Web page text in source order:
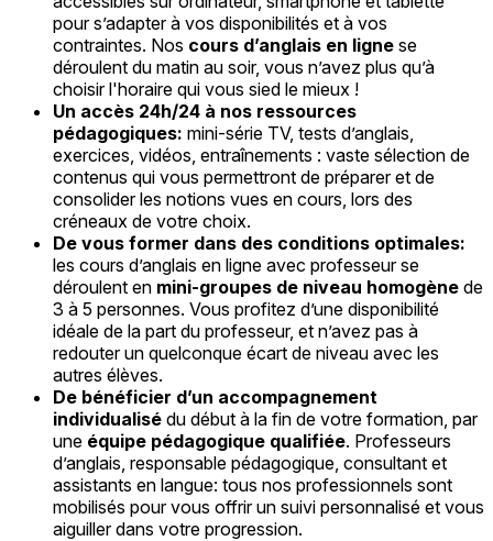
pour s’adapter à vos disponibilités et à vos
contraintes. Nos cours d’anglais en ligne se
déroulent du matin au soir, vous n’avez plus qu’à
choisir l'horaire qui vous sied le mieux !
Un accès 24h/24 à nos ressources
pédagogiques: mini-série TV, tests d’anglais,
exercices, vidéos, entraînements : vaste sélection de
contenus qui vous permettront de préparer et de
consolider les notions vues en cours, lors des
créneaux de votre choix.
De vous former dans des conditions optimales:
les cours d’anglais en ligne avec professeur se
déroulent en mini-groupes de niveau homogène de
3 à 5 personnes. Vous profitez d’une disponibilité
idéale de la part du professeur, et n’avez pas à
redouter un quelconque écart de niveau avec les
autres élèves.
De bénéficier d’un accompagnement
individualisé du début à la fin de votre formation, par
une équipe pédagogique qualifiée. Professeurs
d’anglais, responsable pédagogique, consultant et
assistants en langue: tous nos professionnels sont
mobilisés pour vous offrir un suivi personnalisé et vous
aiguiller dans votre progression.